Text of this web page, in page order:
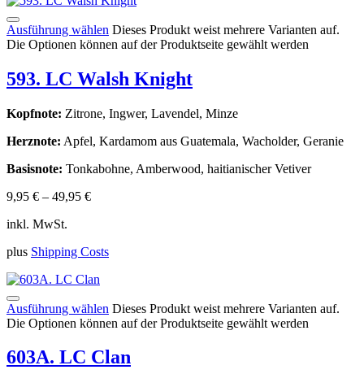
Ausführung wählen Dieses Produkt weist mehrere Varianten auf.
Die Optionen können auf der Produktseite gewählt werden
593. LC Walsh Knight
Kopfnote: Zitrone, Ingwer, Lavendel, Minze
Herznote: Apfel, Kardamom aus Guatemala, Wacholder, Geranie
Basisnote: Tonkabohne, Amberwood, haitianischer Vetiver
9,95 € – 49,95 €
inkl. MwSt.
plus Shipping Costs
Ausführung wählen Dieses Produkt weist mehrere Varianten auf.
Die Optionen können auf der Produktseite gewählt werden
603A. LC Clan